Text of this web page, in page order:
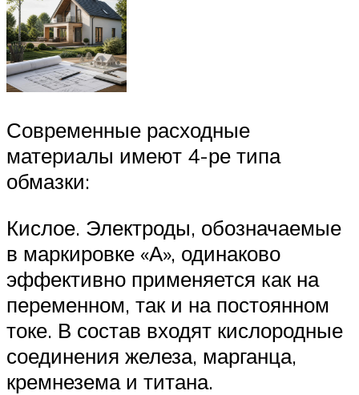
Современные расходные
материалы имеют 4-ре типа
обмазки:
Кислое. Электроды, обозначаемые
в маркировке «А», одинаково
эффективно применяется как на
переменном, так и на постоянном
токе. В состав входят кислородные
соединения железа, марганца,
кремнезема и титана.